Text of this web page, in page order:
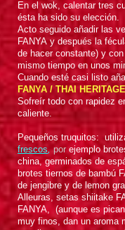
En el wok, calentar tres
ésta ha sido su elección.
Acto seguido añadir las
FANYA y después la
de hacer constante) y
mismo tiempo en unos
Cuando esté casi listo
FANYA / THAI
Sofreír todo con rapidez
caliente.
Pequeños truquitos:
frescos, por ejemplo
china, germinados de
brotes tiernos de bambú
de jengibre y de lemon
Alleuras, setas shiitake
FANYA, (aunque es
muy finos, dan un aroma